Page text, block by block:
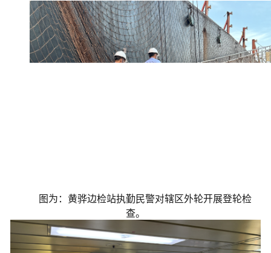
图为：黄骅边检站执勤民警对辖区外轮开展登轮检
查。